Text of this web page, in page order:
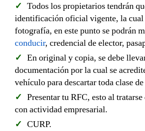
Todos los propietarios tendrán
identificación oficial vigente, la cual
fotografía, en este punto se podrán
conducir, credencial de elector,
En original y copia, se debe
documentación por la cual se
vehículo para descartar toda clase
Presentar tu RFC, esto al
con actividad empresarial.
CURP.